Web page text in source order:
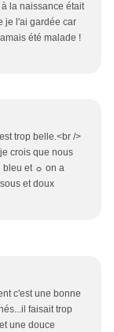
la naissance était
je l'ai gardée car
été malade !
trop belle.<br />
crois que nous
bleu et ☼ on a
et doux
c'est une bonne
faisait trop
une douce